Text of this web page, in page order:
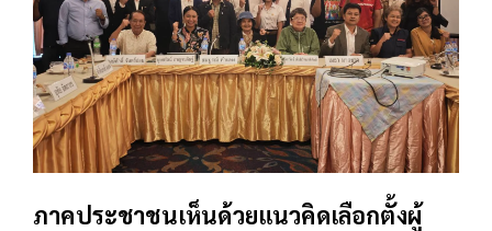
ภาคประชาชนเห็นด้วยแนวคิดเลือกตั้งผู้